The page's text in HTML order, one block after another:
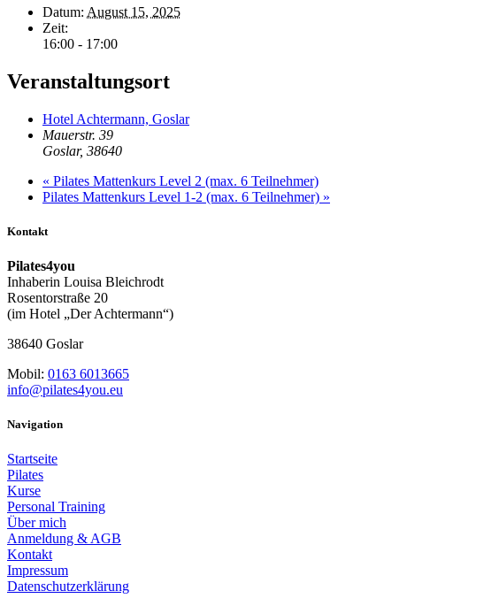
Datum: August 15, 2025
Zeit:
16:00 - 17:00
Veranstaltungsort
Hotel Achtermann, Goslar
Mauerstr. 39
Goslar, 38640
« Pilates Mattenkurs Level 2 (max. 6 Teilnehmer)
Pilates Mattenkurs Level 1-2 (max. 6 Teilnehmer) »
Kontakt
Pilates4you
Inhaberin Louisa Bleichrodt
Rosentorstraße 20
(im Hotel „Der Achtermann“)
38640 Goslar
Mobil: 0163 6013665
info@pilates4you.eu
Navigation
Startseite
Pilates
Kurse
Personal Training
Über mich
Anmeldung & AGB
Kontakt
Impressum
Datenschutzerklärung